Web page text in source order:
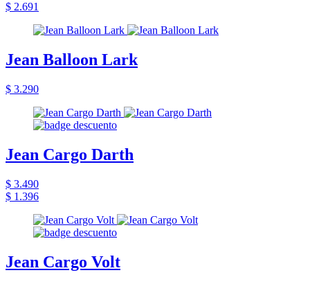
$ 2.691
Jean Balloon Lark
$ 3.290
Jean Cargo Darth
$ 3.490
$ 1.396
Jean Cargo Volt